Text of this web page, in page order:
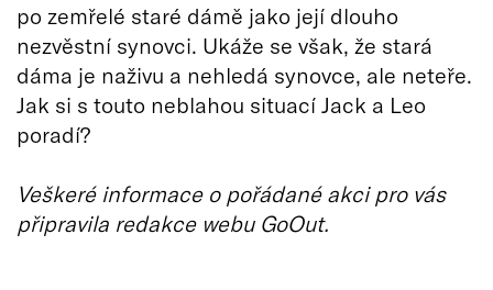
po zemřelé staré dámě jako její dlouho
nezvěstní synovci. Ukáže se však, že stará
dáma je naživu a nehledá synovce, ale neteře.
Jak si s touto neblahou situací Jack a Leo
poradí?
Veškeré informace o pořádané akci pro vás
připravila redakce webu GoOut.